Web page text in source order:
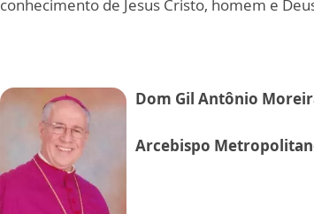
conhecimento de Jesus Cristo, homem e
Dom Gil Antônio
Arcebispo